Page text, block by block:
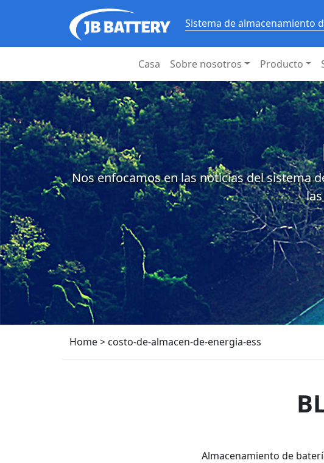
Sistema de almacenamiento
Casa Sobre nosotros Producto
Nos enfocamos en las noticias del sistema
Home> costo-de-almacen-de-energia-ess
Almacenamiento de